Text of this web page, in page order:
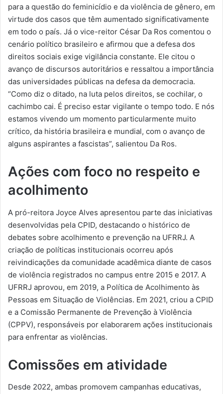
para a questão do feminicídio e da violência de gênero, em
virtude dos casos que têm aumentado significativamente
em todo o país. Já o vice-reitor César Da Ros comentou o
cenário político brasileiro e afirmou que a defesa dos
direitos sociais exige vigilância constante. Ele citou o
avanço de discursos autoritários e ressaltou a importância
das universidades públicas na defesa da democracia.
“Como diz o ditado, na luta pelos direitos, se cochilar, o
cachimbo cai. É preciso estar vigilante o tempo todo. E nós
estamos vivendo um momento particularmente muito
crítico, da história brasileira e mundial, com o avanço de
alguns aspirantes a fascistas”, salientou Da Ros.
Ações com foco no respeito e
acolhimento
A pró-reitora Joyce Alves apresentou parte das iniciativas
desenvolvidas pela CPID, destacando o histórico de
debates sobre acolhimento e prevenção na UFRRJ. A
criação de políticas institucionais ocorreu após
reivindicações da comunidade acadêmica diante de casos
de violência registrados no campus entre 2015 e 2017. A
UFRRJ aprovou, em 2019, a Política de Acolhimento às
Pessoas em Situação de Violências. Em 2021, criou a CPID
e a Comissão Permanente de Prevenção à Violência
(CPPV), responsáveis por elaborarem ações institucionais
para enfrentar as violências.
Comissões em atividade
Desde 2022, ambas promovem campanhas educativas,